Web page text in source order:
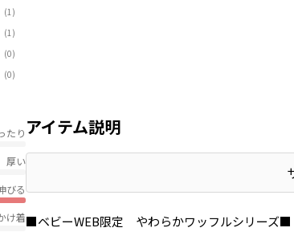
(1)
(1)
(0)
(0)
たり
厚い
びる
け着
アイテム説明
■ベビーWEB限定 やわらかワッフルシリーズ■